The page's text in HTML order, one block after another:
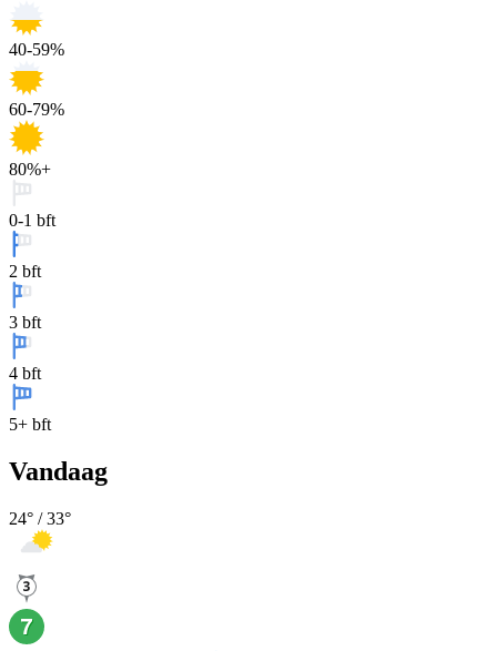
40-59%
60-79%
80%+
0-1 bft
2 bft
3 bft
4 bft
5+ bft
Vandaag
24° /33°